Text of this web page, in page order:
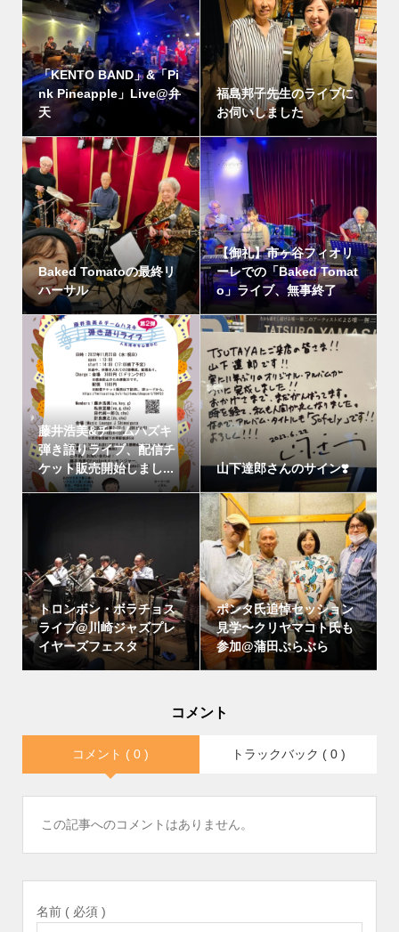
「KENTO BAND」&「Pi
nk Pineapple」Live@弁
天
福島邦子先生のライブに
お伺いしました
Baked Tomatoの最終リ
ハーサル
【御礼】市ヶ谷フィオリ
ーレでの「Baked Tomat
o」ライブ、無事終了
藤井浩美&チームハズキ
弾き語りライブ、配信チ
ケット販売開始しまし...
山下達郎さんのサイン❣️
トロンボン・ボラチョス
ライブ@川崎ジャズプレ
イヤーズフェスタ
ポンタ氏追悼セッション
見学〜クリヤマコト氏も
参加@蒲田ぶらぶら
コメント
コメント ( 0 ) トラックバック ( 0 )
この記事へのコメントはありません。
名前 ( 必須 )